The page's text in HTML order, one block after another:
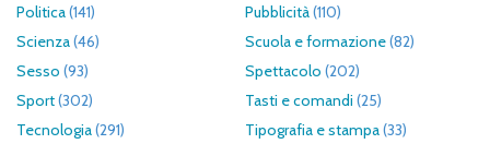
Politica(141) Pubblicità(110)
Scienza(46) Scuola e formazione(82)
Sesso (93) Spettacolo (202)
Sport(302) Tasti e comandi (25)
Tecnologia(291) Tipografia e stampa(33)